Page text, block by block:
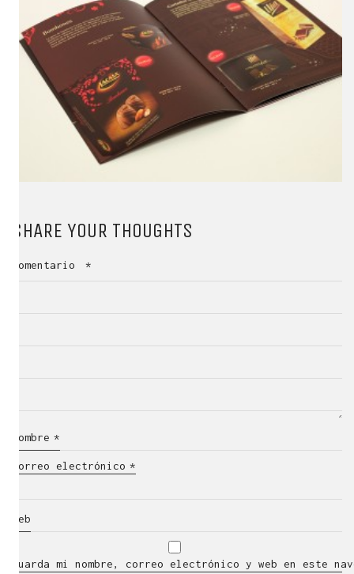
SHARE YOUR THOUGHTS
Comentario *
Nombre *
Correo electrónico *
Web
Guarda mi nombre, correo electrónico y web en este